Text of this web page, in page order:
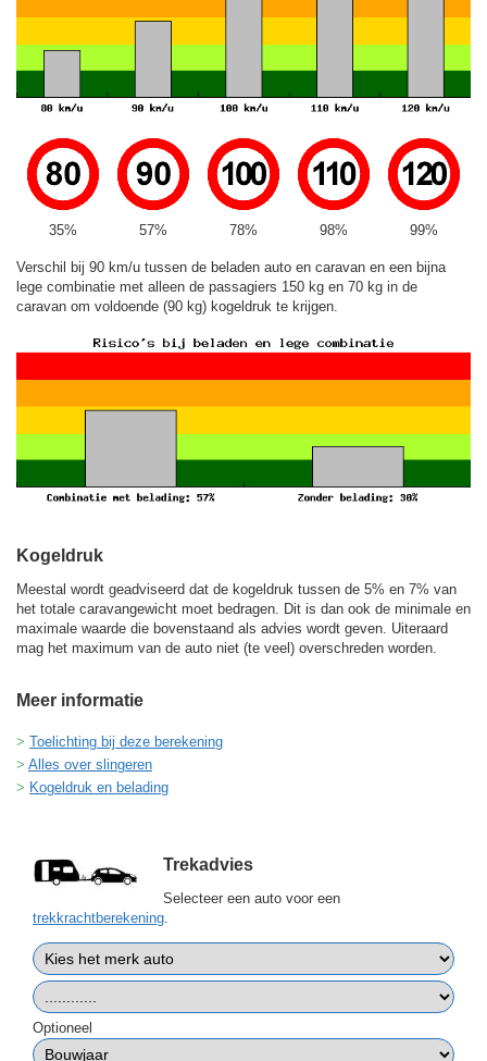
35% 57% 78% 98% 99%
Verschil bij 90 km/u tussen de beladen auto en caravan en een bijna
lege combinatie met alleen de passagiers 150 kg en 70 kg in de
caravan om voldoende (90 kg) kogeldruk te krijgen.
Kogeldruk
Meestal wordt geadviseerd dat de kogeldruk tussen de 5% en 7% van
het totale caravangewicht moet bedragen. Dit is dan ook de minimale en
maximale waarde die bovenstaand als advies wordt geven. Uiteraard
mag het maximum van de auto niet (te veel) overschreden worden.
Meer informatie
Toelichting bij deze berekening
Alles over slingeren
Kogeldruk en belading
Trekadvies
Selecteer een auto voor een
trekkrachtberekening
Optioneel